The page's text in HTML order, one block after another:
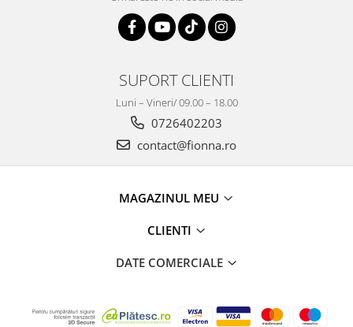
SUPORT CLIENTI
Luni – Vineri/ 09.00 – 18.00
0726402203
contact@fionna.ro
MAGAZINUL MEU
CLIENTI
DATE COMERCIALE